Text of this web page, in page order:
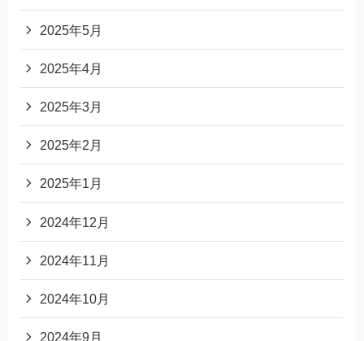
2025年5月
2025年4月
2025年3月
2025年2月
2025年1月
2024年12月
2024年11月
2024年10月
2024年9月